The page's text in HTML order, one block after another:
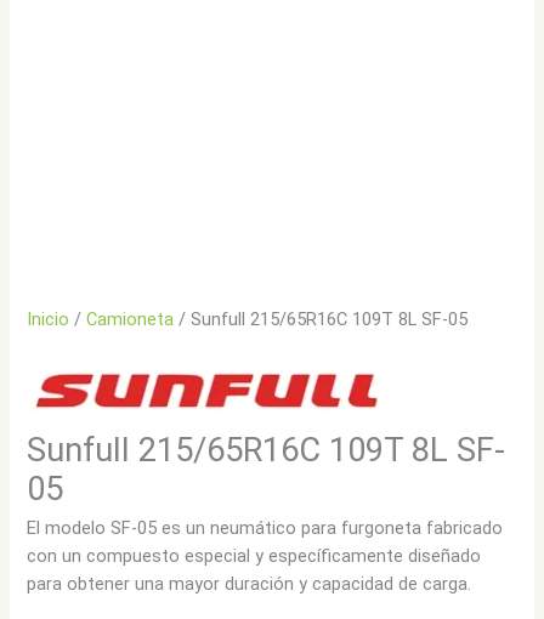
Inicio /Camioneta / Sunfull 215/65R16C 109T 8L SF-05
Sunfull 215/65R16C 109T 8L SF-
05
El modelo SF-05 es un neumático para furgoneta fabricado
con un compuesto especial y específicamente diseñado
para obtener una mayor duración y capacidad de carga.